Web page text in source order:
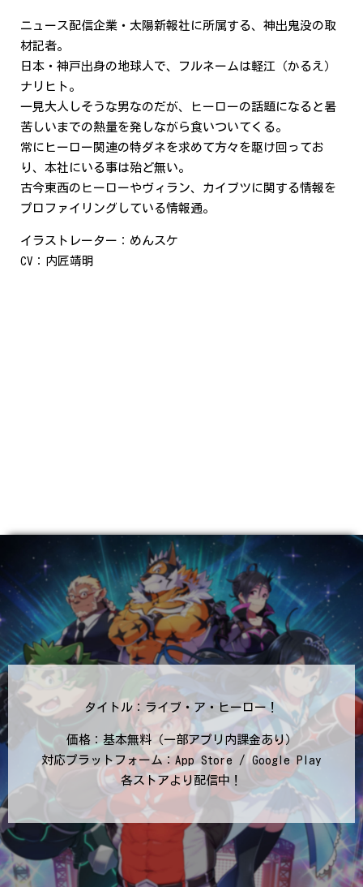
ニュース配信企業・太陽新報社に所属する、神出鬼没の取
材記者。
日本・神戸出身の地球人で、フルネームは軽江（かるえ）
ナリヒト。
一見大人しそうな男なのだが、ヒーローの話題になると暑
苦しいまでの熱量を発しながら食いついてくる。
常にヒーロー関連の特ダネを求めて方々を駆け回ってお
り、本社にいる事は殆ど無い。
古今東西のヒーローやヴィラン、カイブツに関する情報を
プロファイリングしている情報通。
イラストレーター：めんスケ
CV：内匠靖明
タイトル：ライブ・ア・ヒーロー！
価格：基本無料（一部アプリ内課金あり）
対応プラットフォーム：App Store / Google Play
各ストアより配信中！